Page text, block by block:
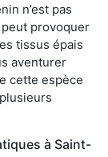
n’est pas
provoquer
tissus épais
aventurer
cette espèce
à Saint-